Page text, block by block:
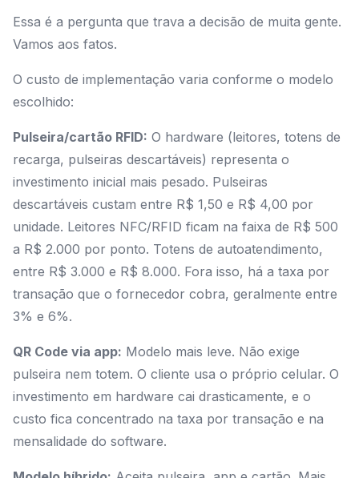
Essa é a pergunta que trava a decisão de muita gente.
Vamos aos fatos.
O custo de implementação varia conforme o modelo
escolhido:
Pulseira/cartão RFID: O hardware (leitores, totens de
recarga, pulseiras descartáveis) representa o
investimento inicial mais pesado. Pulseiras
descartáveis custam entre R$ 1,50 e R$ 4,00 por
unidade. Leitores NFC/RFID ficam na faixa de R$ 500
a R$ 2.000 por ponto. Totens de autoatendimento,
entre R$ 3.000 e R$ 8.000. Fora isso, há a taxa por
transação que o fornecedor cobra, geralmente entre
3% e 6%.
QR Code via app: Modelo mais leve. Não exige
pulseira nem totem. O cliente usa o próprio celular. O
investimento em hardware cai drasticamente, e o
custo fica concentrado na taxa por transação e na
mensalidade do software.